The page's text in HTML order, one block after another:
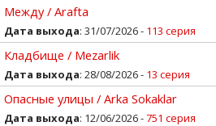
Между / Arafta
Дата выхода: 31/07/2026 - 113 серия
Кладбище / Mezarlik
Дата выхода: 28/08/2026 - 13 серия
Опасные улицы / Arka Sokaklar
Дата выхода: 12/06/2026 -751 серия